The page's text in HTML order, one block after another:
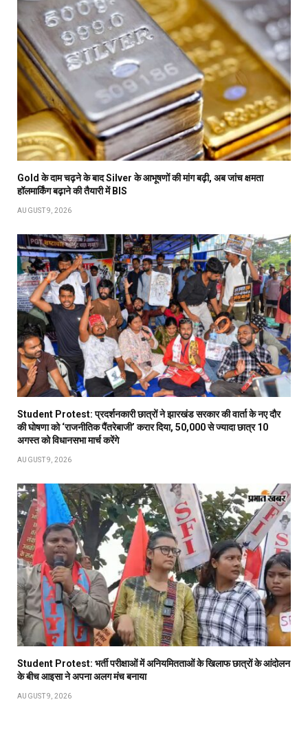
Gold के दाम चढ़ने के बाद Silver के आभूषणों की मांग बढ़ी, अब जांच क्षमता
हॉलमार्किंग बढ़ाने की तैयारी में BIS
AUGUST 9, 2026
Student Protest: प्रदर्शनकारी छात्रों ने झारखंड सरकार की वार्ता के नए दौर
की घोषणा को ‘राजनीतिक पैंतरेबाजी’ करार दिया, 50,000 से ज्यादा छात्र 10
अगस्त को विधानसभा मार्च करेंगे
AUGUST 9, 2026
Student Protest: भर्ती परीक्षाओं में अनियमितताओं के खिलाफ छात्रों के आंदोलन
के बीच आइसा ने अपना अलग मंच बनाया
AUGUST 9, 2026